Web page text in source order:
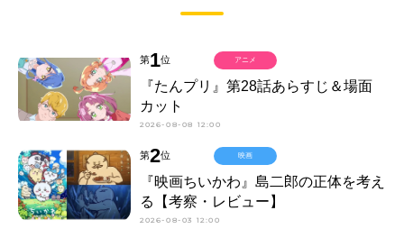
第1位
『たんプリ』第28話あらすじ＆場面
カット
2026-08-08 12:00
アニメ
第2位
『映画ちいかわ』島二郎の正体を考え
る【考察・レビュー】
2026-08-03 12:00
映画